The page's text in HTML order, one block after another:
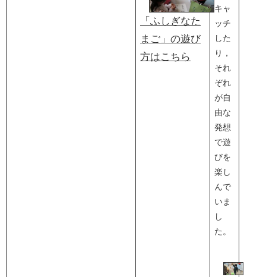
「ふしぎなた
まご」の遊び
方はこちら
キャ
ッチ
した
り，
それ
ぞれ
が自
由な
発想
で遊
びを
楽し
んで
いま
し
た。